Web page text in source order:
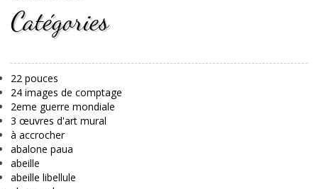
Catégories
22 pouces
24 images de comptage
2eme guerre mondiale
3 œuvres d'art mural
à accrocher
abalone paua
abeille
abeille libellule